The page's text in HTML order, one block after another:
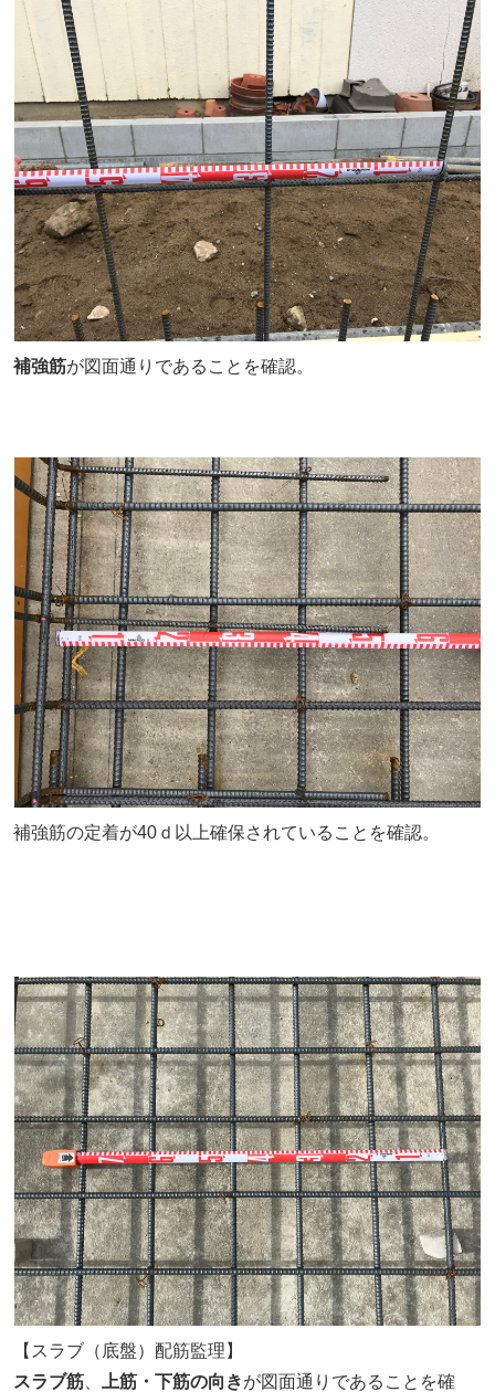
補強筋が図面通りであることを確認。
補強筋の定着が40ｄ以上確保されていることを確認。
【スラブ（底盤）配筋監理】
スラブ筋、 上筋・下筋の向きが図面通りであることを確